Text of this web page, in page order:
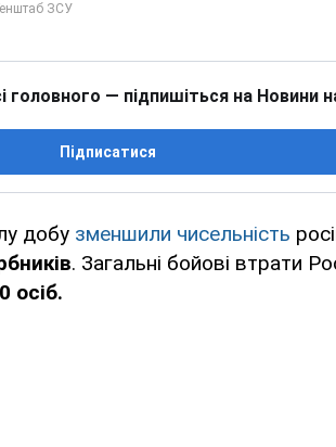
головного — підпишіться на Новини
Підписатися
добу зменшили чисельність
. Загальні бойові втрати
осіб.